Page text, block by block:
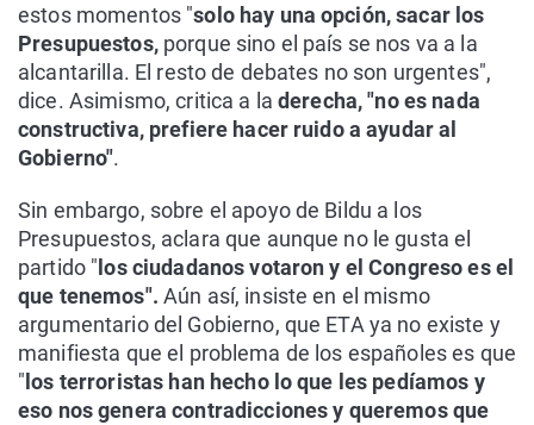
estos momentos "solo hay una opción, sacar los
Presupuestos, porque sino el país se nos va a la
alcantarilla. El resto de debates no son urgentes",
dice. Asimismo, critica a laderecha, "no es nada
constructiva, prefiere hacer ruido a ayudar al
Gobierno".
Sin embargo, sobre el apoyo de Bildu a los
Presupuestos, aclara que aunque no le gusta el
partido " los ciudadanos votaron y el Congreso es el
que tenemos". Aún así, insiste en el mismo
argumentario del Gobierno, que ETA ya no existe y
manifiesta que el problema de los españoles es que
" los terroristas han hecho lo que les pedíamos y
eso nos genera contradicciones y queremos que